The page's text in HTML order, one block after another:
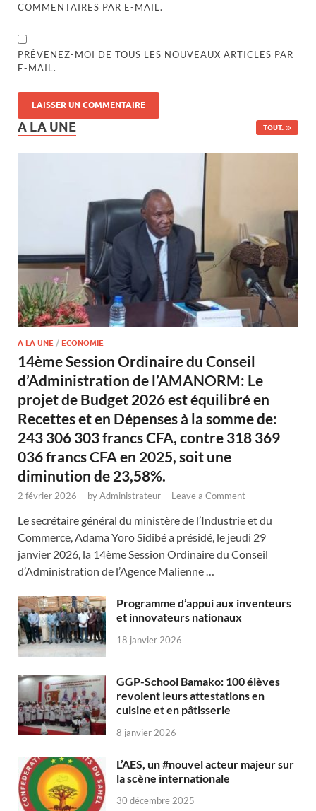
COMMENTAIRES PAR E-MAIL.
PRÉVENEZ-MOI DE TOUS LES NOUVEAUX ARTICLES PAR
E-MAIL.
A LA UNE TOUT..
A LA UNE / ECONOMIE
14ème Session Ordinaire du Conseil
d’Administration de l’AMANORM: Le
projet de Budget 2026 est équilibré en
Recettes et en Dépenses à la somme de:
243 306 303 francs CFA, contre 318 369
036 francs CFA en 2025, soit une
diminution de 23,58%.
2 février 2026 - byAdministrateur - Leave a Comment
Le secrétaire général du ministère de l’Industrie et du
Commerce, Adama Yoro Sidibé a présidé, le jeudi 29
janvier 2026, la 14ème Session Ordinaire du Conseil
d’Administration de l’Agence Malienne …
Programme d’appui aux inventeurs
et innovateurs nationaux
18 janvier 2026
GGP-School Bamako: 100 élèves
revoient leurs attestations en
cuisine et en pâtisserie
8 janvier 2026
L’AES, un #nouvel acteur majeur sur
la scène internationale
30 décembre 2025